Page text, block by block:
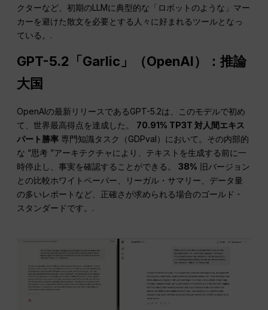
クターなど、初期のLLMに典型的な「ロボットのような」マー
カーを避けた散文を必要とする人々に好まれるツールとなっ
ている。.
GPT-5.2「Garlic」（OpenAI）：推論
大国
OpenAIの最新リリースであるGPT-5.2は、このモデルで初め
て、世界最高得点を達成した。 70.91% TP3T 対人間エキス
パート勝率 専門知識タスク（GDPval）において。その内部的
な “思考 ”アーキテクチャにより、テキストを生成する前に一
時停止し、事実を確認することができる。38% 旧バージョン
との比較ホワイトペーパー、リーガル・サマリー、データ量
の多いレポートなど、正確さが求められる場合のゴールド・
スタンダードです。.